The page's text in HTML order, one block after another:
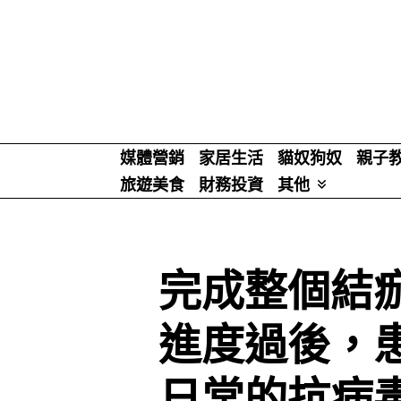
媒體營銷 家居生活 貓奴狗奴
親子
旅遊美食
財務投資 其他
完成整個結
進度過後，